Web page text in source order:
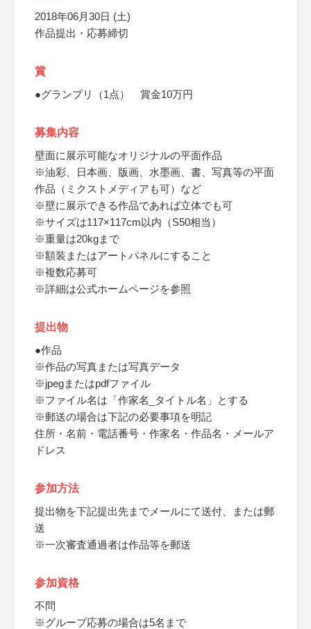
2018年06月30日 (土)
作品提出・応募締切
賞
●グランプリ（1点） 賞金10万円
募集内容
壁面に展示可能なオリジナルの平面作品
※油彩、日本画、版画、水墨画、書、写真等の平面
作品（ミクストメディアも可）など
※壁に展示できる作品であれば立体でも可
※サイズは117×117cm以内（S50相当）
※重量は20kgまで
※額装またはアートパネルにすること
※複数応募可
※詳細は公式ホームページを参照
提出物
●作品
※作品の写真または写真データ
※jpegまたはpdfファイル
※ファイル名は「作家名_タイトル名」とする
※郵送の場合は下記の必要事項を明記
住所・名前・電話番号・作家名・作品名・メールア
ドレス
参加方法
提出物を下記提出先までメールにて送付、または郵
送
※一次審査通過者は作品等を郵送
参加資格
不問
※グループ応募の場合は5名まで